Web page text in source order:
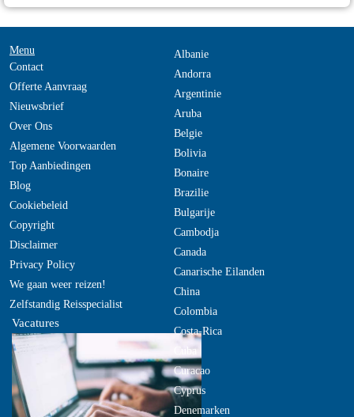
Menu
Contact
Offerte Aanvraag
Nieuwsbrief
Over Ons
Algemene Voorwaarden
Top Aanbiedingen
Blog
Cookiebeleid
Copyright
Disclaimer
Privacy Policy
We gaan weer reizen!
Zelfstandig Reisspecialist
Vacatures
Albanie
Andorra
Argentinie
Aruba
Belgie
Bolivia
Bonaire
Brazilie
Bulgarije
Cambodja
Canada
Canarische Eilanden
China
Colombia
Costa-Rica
Cuba
Curacao
Cyprus
Denemarken